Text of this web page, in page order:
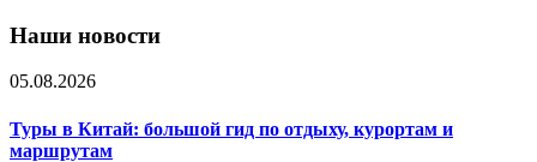
Наши новости
05.08.2026
Туры в Китай: большой гид по отдыху, курортам и
маршрутам